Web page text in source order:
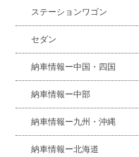
ステーションワゴン
セダン
納車情報ー中国・四国
納車情報ー中部
納車情報ー九州・沖縄
納車情報ー北海道